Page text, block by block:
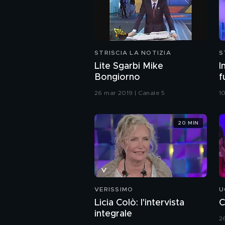
STRISCIA LA NOTIZIA
Lite Sgarbi Mike
Bongiorno
26 mar 2019 | Canale 5
VERISSIMO
Licia Colò: l'intervista
integrale
20 MIN